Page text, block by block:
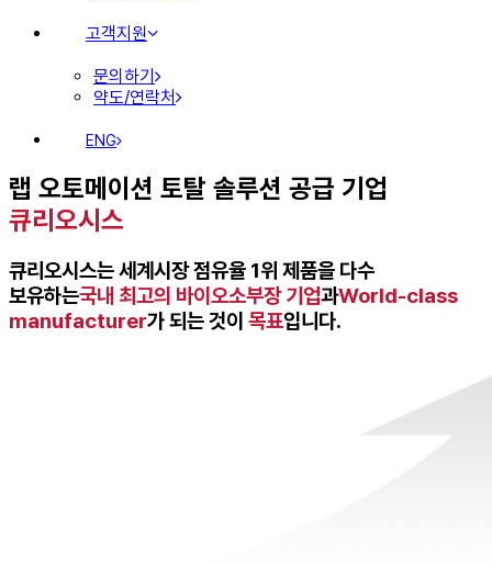
고객지원
문의하기
약도/연락처
ENG
랩 오토메이션 토탈 솔루션 공급 기업
큐리오시스
큐리오시스는 세계시장 점유율 1위 제품을 다수
보유하는국내 최고의 바이오소부장 기업과World-class
manufacturer가 되는 것이 목표입니다.